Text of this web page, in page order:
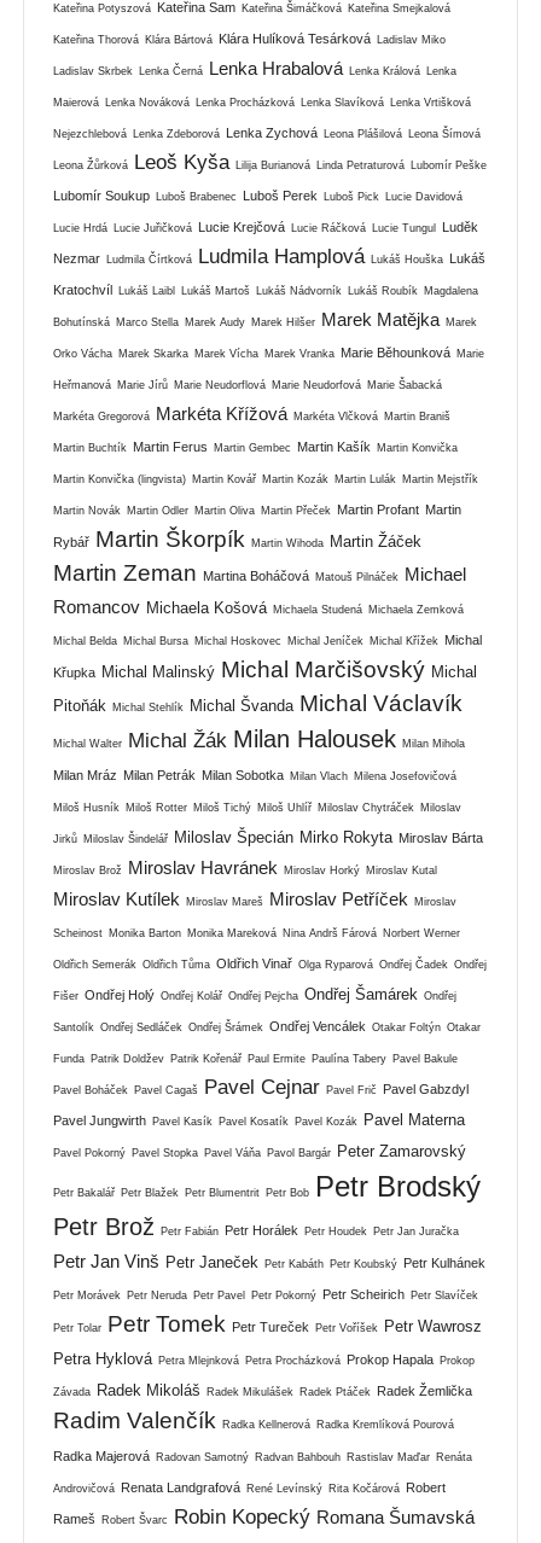
Kateřina Potyszová Kateřina Sam Kateřina Šimáčková Kateřina Smejkalová
Kateřina Thorová Klára Bártová Klára Hulíková Tesárková Ladislav Miko
Ladislav Skrbek Lenka Černá Lenka Hrabalová Lenka Králová Lenka
Maierová Lenka Nováková Lenka Procházková Lenka Slavíková Lenka Vrtišková
Nejezchlebová Lenka Zdeborová Lenka Zychová Leona Plášilová Leona Šímová
Leona Žůrková Leoš Kyša Lilija Burianová Linda Petraturová Lubomír Peške
Lubomír Soukup Luboš Brabenec Luboš Perek Luboš Pick Lucie Davidová
Lucie Hrdá Lucie Juřičková Lucie Krejčová Lucie Ráčková Lucie Tungul Luděk
Nezmar Ludmila Čírtková Ludmila Hamplová Lukáš Houška Lukáš
Kratochvíl Lukáš Laibl Lukáš Martoš Lukáš Nádvorník Lukáš Roubík Magdalena
Bohutínská Marco Stella Marek Audy Marek Hilšer Marek Matějka Marek
Orko Vácha Marek Skarka Marek Vícha Marek Vranka Marie Běhounková Marie
Heřmanová Marie Jírů Marie Neudorflová Marie Neudorfová Marie Šabacká
Markéta Gregorová Markéta Křížová Markéta Vlčková Martin Braniš
Martin Buchtík Martin Ferus Martin Gembec Martin Kašík Martin Konvička
Martin Konvička (lingvista) Martin Kovář Martin Kozák Martin Lulák Martin Mejstřík
Martin Novák Martin Odler Martin Oliva Martin Přeček Martin Profant Martin
Rybář Martin Škorpík Martin Wihoda Martin Žáček
Martin Zeman Martina Boháčová Matouš Pilnáček
Michael
Romancov Michaela Košová Michaela Studená Michaela Zemková
Michal Belda Michal Bursa Michal Hoskovec Michal Jeníček Michal Křížek Michal
Křupka Michal Malinský Michal Marčišovský Michal
Pitoňák
Michal Stehlík Michal Švanda Michal Václavík
Michal Walter Michal Žák Milan Halousek Milan Mihola
Milan Mráz Milan Petrák Milan Sobotka Milan Vlach Milena Josefovičová
Miloš Husník Miloš Rotter Miloš Tichý Miloš Uhlíř Miloslav Chytráček Miloslav
Jirků Miloslav Šindelář Miloslav Špecián Mirko Rokyta Miroslav Bárta
Miroslav Brož Miroslav Havránek Miroslav Horký Miroslav Kutal
Miroslav Kutílek Miroslav Mareš Miroslav Petříček Miroslav
Scheinost Monika Barton Monika Mareková Nina Andrš Fárová Norbert Werner
Oldřich Semerák Oldřich Tůma Oldřich Vinař Olga Ryparová Ondřej Čadek Ondřej
Fišer Ondřej Holý Ondřej Kolář Ondřej Pejcha Ondřej Šamárek Ondřej
Santolík Ondřej Sedláček Ondřej Šrámek Ondřej Vencálek Otakar Foltýn Otakar
Funda Patrik Doldžev Patrik Kořenář Paul Ermite Paulína Tabery Pavel Bakule
Pavel Boháček Pavel Cagaš Pavel Cejnar Pavel Frič Pavel Gabzdyl
Pavel Jungwirth Pavel Kasík Pavel Kosatík Pavel Kozák Pavel Materna
Pavel Pokorný Pavel Stopka Pavel Váňa Pavol Bargár Peter Zamarovský
Petr Bakalář Petr Blažek Petr Blumentrit Petr Bob Petr Brodský
Petr Brož Petr Fabián Petr Horálek Petr Houdek Petr Jan Juračka
Petr Jan Vinš Petr Janeček Petr Kabáth Petr Koubský Petr Kulhánek
Petr Morávek Petr Neruda Petr Pavel Petr Pokorný Petr Scheirich Petr Slavíček
Petr Tolar Petr Tomek Petr Tureček Petr Voříšek
Petr Wawrosz
Petra Hyklová Petra Mlejnková Petra Procházková Prokop Hapala Prokop
Závada Radek Mikoláš Radek Mikulášek Radek Ptáček Radek Žemlička
Radim Valenčík Radka Kellnerová Radka Kremlíková Pourová
Radka Majerová Radovan Samotný Radvan Bahbouh Rastislav Maďar Renáta
Androvičová Renata Landgrafová René Levínský Rita Kočárová Robert
Rameš Robert Švarc Robin Kopecký Romana Šumavská